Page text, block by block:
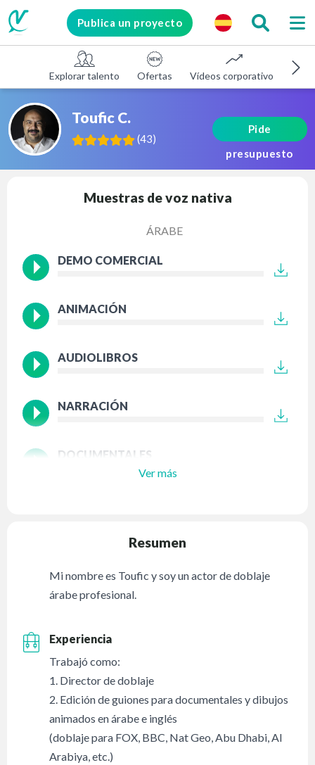
Publica un proyecto
Explorar talento Ofertas Vídeos corporativos E-
Toufic C.
(43)
Pide
presupuesto
Muestras de voz nativa
ÁRABE
DEMO COMERCIAL
ANIMACIÓN
AUDIOLIBROS
NARRACIÓN
DOCUMENTALES
Ver más
Resumen
Mi nombre es Toufic y soy un actor de doblaje
árabe profesional.
Experiencia
Trabajó como:
1. Director de doblaje
2. Edición de guiones para documentales y dibujos
animados en árabe e inglés
(doblaje para FOX, BBC, Nat Geo, Abu Dhabi, Al
Arabiya, etc.)